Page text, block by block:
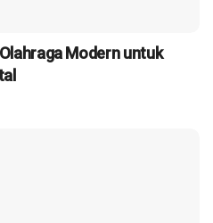
Modern untuk